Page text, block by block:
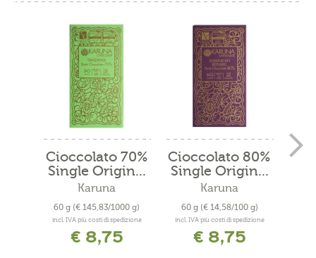
Cioccolato 70%
Single Origin...
Karuna
60 g (€ 145,83/1000 g)
incl. IVA più costi di spedizione
€ 8,75
Cioccolato 80%
Single Origin...
Karuna
60 g (€ 14,58/100 g)
incl. IVA più costi di spedizione
€ 8,75